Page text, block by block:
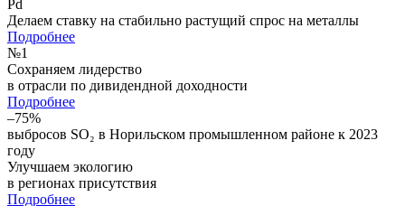
Pd
Делаем ставку на стабильно растущий спрос на металлы
Подробнее
№1
Сохраняем лидерство
в отрасли по дивидендной доходности
Подробнее
–75%
выбросов SO₂ в Норильском промышленном районе к 2023
году
Улучшаем экологию
в регионах присутствия
Подробнее